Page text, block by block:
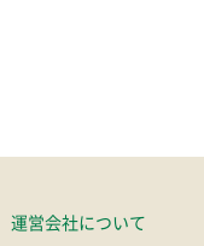
運営会社について